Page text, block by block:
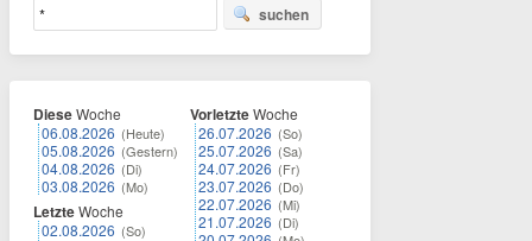
suchen
DieseWoche
06.08.2026 (Heute)
05.08.2026 (Gestern)
04.08.2026 (Di)
03.08.2026 (Mo)
LetzteWoche
02.08.2026 (So)
VorletzteWoche
26.07.2026 (So)
25.07.2026 (Sa)
24.07.2026 (Fr)
23.07.2026 (Do)
22.07.2026 (Mi)
21.07.2026 (Di)